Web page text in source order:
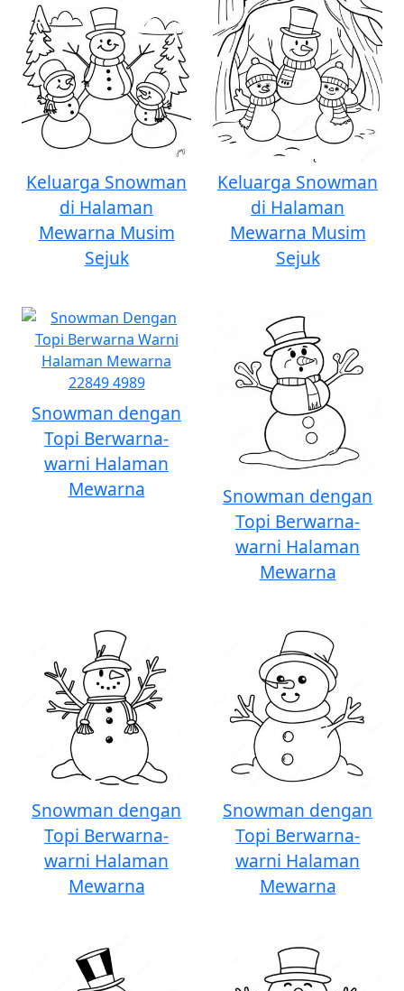
Keluarga Snowman
di Halaman
Mewarna Musim
Sejuk
Keluarga Snowman
di Halaman
Mewarna Musim
Sejuk
Snowman dengan
Topi Berwarna-
warni Halaman
Mewarna
Snowman dengan
Topi Berwarna-
warni Halaman
Mewarna
Snowman dengan
Topi Berwarna-
warni Halaman
Mewarna
Snowman dengan
Topi Berwarna-
warni Halaman
Mewarna